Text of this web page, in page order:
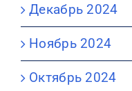
Декабрь 2024
Ноябрь 2024
Октябрь 2024